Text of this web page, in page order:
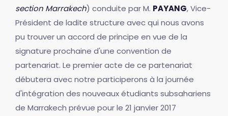
section Marrakech) conduite par M. PAYANG, Vice-
Président de ladite structure avec qui nous avons
pu trouver un accord de principe en vue de la
signature prochaine d'une convention de
partenariat. Le premier acte de ce partenariat
débutera avec notre participerons à la journée
d'intégration des nouveaux étudiants subsahariens
de Marrakech prévue pour le 21 janvier 2017